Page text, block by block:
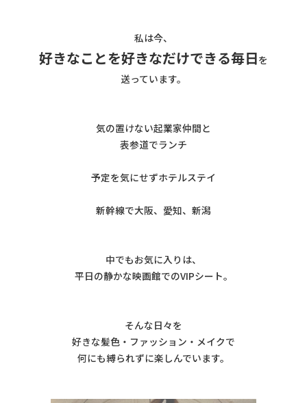
私は今、
好きなことを好きなだけできる毎日を
送っています。
気の置けない起業家仲間と
表参道でランチ
予定を気にせずホテルステイ
新幹線で大阪、愛知、新潟
中でもお気に入りは、
平日の静かな映画館でのVIPシート。
そんな日々を
好きな髪色・ファッション・メイクで
何にも縛られずに楽しんでいます。